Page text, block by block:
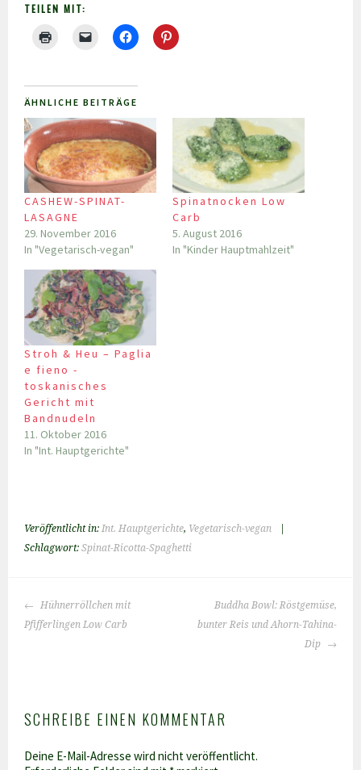
TEILEN MIT:
ÄHNLICHE BEITRÄGE
CASHEW-SPINAT-
LASAGNE
29. November 2016
In "Vegetarisch-vegan"
Spinatnocken Low
Carb
5. August 2016
In "Kinder Hauptmahlzeit"
Stroh & Heu – Paglia
e fieno -
toskanisches
Gericht mit
Bandnudeln
11. Oktober 2016
In "Int. Hauptgerichte"
Veröffentlicht in:Int. Hauptgerichte, Vegetarisch-vegan
Schlagwort:Spinat-Ricotta-Spaghetti
BEITRAGS-
NAVIGATION
Hühnerröllchen mit
Pfifferlingen Low Carb
Buddha Bowl: Röstgemüse,
bunter Reis und Ahorn-Tahina-
Dip
SCHREIBE EINEN KOMMENTAR
Deine E-Mail-Adresse wird nicht veröffentlicht.